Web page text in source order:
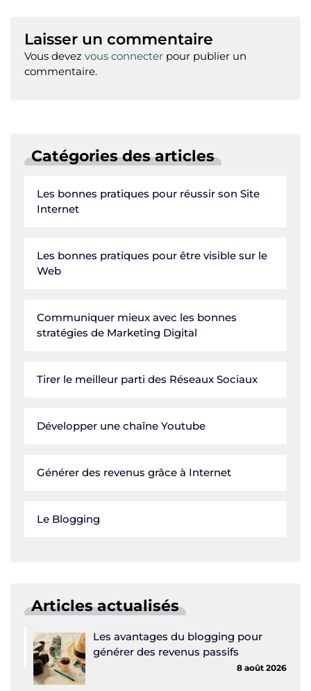
at
s
A
g
ra
te
r
e e
dI
te
re
st
y
t
Laisser un commentaire
Vous devez vous connecter pour publier un
commentaire.
Catégories des articles
Les bonnes pratiques pour réussir son Site
Internet
Les bonnes pratiques pour être visible sur le
Web
Communiquer mieux avec les bonnes
stratégies de Marketing Digital
Tirer le meilleur parti des Réseaux Sociaux
Développer une chaîne Youtube
Générer des revenus grâce à Internet
Le Blogging
Articles actualisés
Les avantages du blogging pour
générer des revenus passifs
8 août 2026